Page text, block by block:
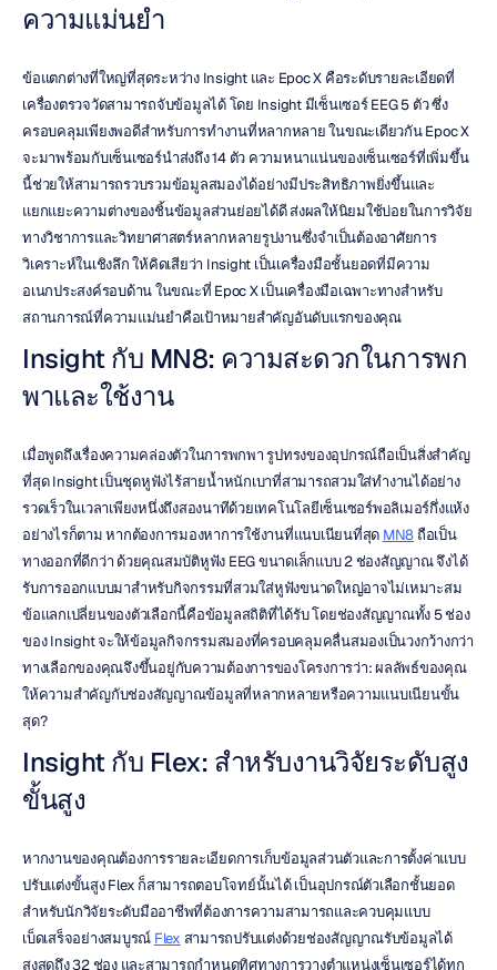
ความแม่นยำ
ข้อแตกต่างที่ใหญ่ที่สุดระหว่าง Insight และ Epoc X คือระดับรายละเอียดที่
เครื่องตรวจวัดสามารถจับข้อมูลได้ โดย Insight มีเซ็นเซอร์ EEG 5 ตัว ซึ่ง
ครอบคลุมเพียงพอดีสำหรับการทำงานที่หลากหลาย ในขณะเดียวกัน Epoc X
จะมาพร้อมกับเซ็นเซอร์นำส่งถึง 14 ตัว ความหนาแน่นของเซ็นเซอร์ที่เพิ่มขึ้น
นี้ช่วยให้สามารถรวบรวมข้อมูลสมองได้อย่างมีประสิทธิภาพยิ่งขึ้นและ
แยกแยะความต่างของชิ้นข้อมูลส่วนย่อยได้ดี ส่งผลให้นิยมใช้บ่อยในการวิจัย
ทางวิชาการและวิทยาศาสตร์หลากหลายรูปงานซึ่งจำเป็นต้องอาศัยการ
วิเคราะห์ในเชิงลึก ให้คิดเสียว่า Insight เป็นเครื่องมือชั้นยอดที่มีความ
อเนกประสงค์รอบด้าน ในขณะที่ Epoc X เป็นเครื่องมือเฉพาะทางสำหรับ
สถานการณ์ที่ความแม่นยำคือเป้าหมายสำคัญอันดับแรกของคุณ
Insight กับ MN8: ความสะดวกในการพก
พาและใช้งาน
เมื่อพูดถึงเรื่องความคล่องตัวในการพกพา รูปทรงของอุปกรณ์ถือเป็นสิ่งสำคัญ
ที่สุด Insight เป็นชุดหูฟังไร้สายน้ำหนักเบาที่สามารถสวมใส่ทำงานได้อย่าง
รวดเร็วในเวลาเพียงหนึ่งถึงสองนาทีด้วยเทคโนโลยีเซ็นเซอร์พอลิเมอร์กึ่งแห้ง
อย่างไรก็ตาม หากต้องการมองหาการใช้งานที่แนบเนียนที่สุด MN8 ถือเป็น
ทางออกที่ดีกว่า ด้วยคุณสมบัติหูฟัง EEG ขนาดเล็กแบบ 2 ช่องสัญญาณ จึงได้
รับการออกแบบมาสำหรับกิจกรรมที่สวมใส่หูฟังขนาดใหญ่อาจไม่เหมาะสม
ข้อแลกเปลี่ยนของตัวเลือกนี้คือข้อมูลสถิติที่ได้รับ โดยช่องสัญญาณทั้ง 5 ช่อง
ของ Insight จะให้ข้อมูลกิจกรรมสมองที่ครอบคลุมคลื่นสมองเป็นวงกว้างกว่า
ทางเลือกของคุณจึงขึ้นอยู่กับความต้องการของโครงการว่า: ผลลัพธ์ของคุณ
ให้ความสำคัญกับช่องสัญญาณข้อมูลที่หลากหลายหรือความแนบเนียนขั้น
สุด?
Insight กับ Flex: สำหรับงานวิจัยระดับสูง
ขั้นสูง
หากงานของคุณต้องการรายละเอียดการเก็บข้อมูลส่วนตัวและการตั้งค่าแบบ
ปรับแต่งขั้นสูง Flex ก็สามารถตอบโจทย์นั้นได้ เป็นอุปกรณ์ตัวเลือกชั้นยอด
สำหรับนักวิจัยระดับมืออาชีพที่ต้องการความสามารถและควบคุมแบบ
เบ็ดเสร็จอย่างสมบูรณ์ Flex สามารถปรับแต่งด้วยช่องสัญญาณรับข้อมูลได้
สูงสุดถึง 32 ช่อง และสามารถกำหนดทิศทางการวางตำแหน่งเซ็นเซอร์ได้ทุก